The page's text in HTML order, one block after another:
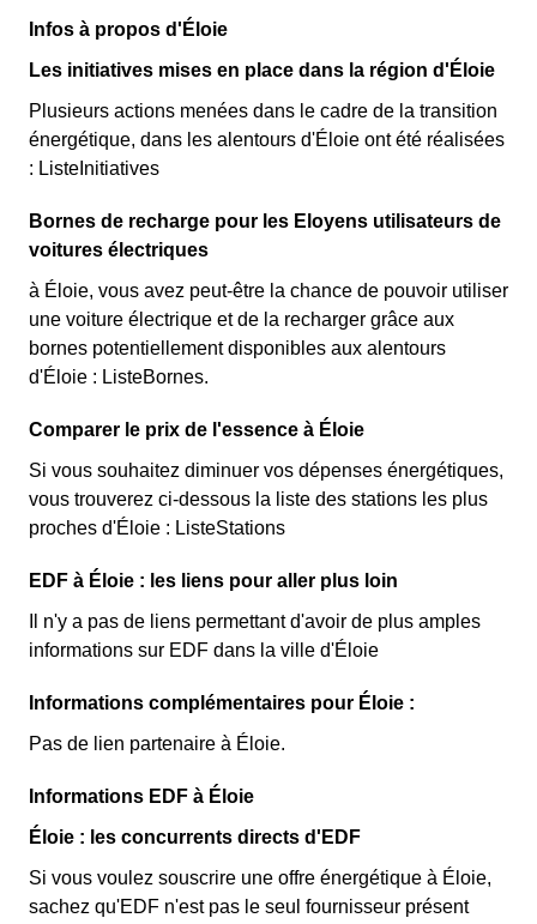
Infos à propos d'Éloie
Les initiatives mises en place dans la région d'Éloie
Plusieurs actions menées dans le cadre de la transition
énergétique, dans les alentours d'Éloie ont été réalisées
: ListeInitiatives
Bornes de recharge pour les Eloyens utilisateurs de
voitures électriques
à Éloie, vous avez peut-être la chance de pouvoir utiliser
une voiture électrique et de la recharger grâce aux
bornes potentiellement disponibles aux alentours
d'Éloie : ListeBornes.
Comparer le prix de l'essence à Éloie
Si vous souhaitez diminuer vos dépenses énergétiques,
vous trouverez ci-dessous la liste des stations les plus
proches d'Éloie : ListeStations
EDF à Éloie : les liens pour aller plus loin
Il n'y a pas de liens permettant d'avoir de plus amples
informations sur EDF dans la ville d'Éloie
Informations complémentaires pour Éloie :
Pas de lien partenaire à Éloie.
Informations EDF à Éloie
Éloie : les concurrents directs d'EDF
Si vous voulez souscrire une offre énergétique à Éloie,
sachez qu'EDF n'est pas le seul fournisseur présent